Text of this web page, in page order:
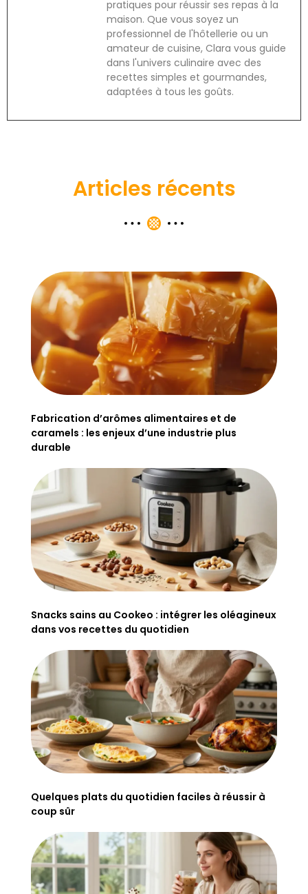
pratiques pour réussir ses repas à la
maison. Que vous soyez un
professionnel de l'hôtellerie ou un
amateur de cuisine, Clara vous guide
dans l'univers culinaire avec des
recettes simples et gourmandes,
adaptées à tous les goûts.
Articles récents
Fabrication d’arômes alimentaires et de
caramels : les enjeux d’une industrie plus
durable
Snacks sains au Cookeo : intégrer les oléagineux
dans vos recettes du quotidien
Quelques plats du quotidien faciles à réussir à
coup sûr